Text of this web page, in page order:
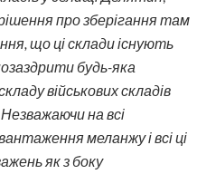
про зберігання там
що ці склади існують
будь-яка
військових складів
на всі
меланжу і всі ці
як з боку